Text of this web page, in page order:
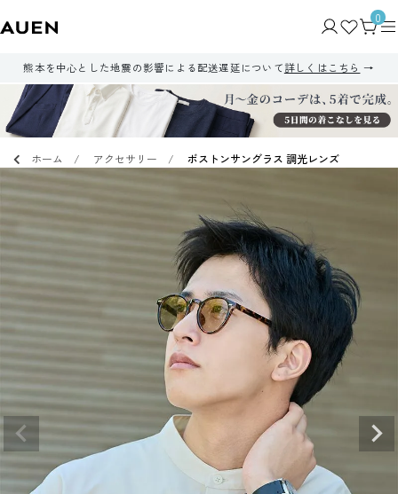
0
熊本を中心とした地震の影響による配送遅延について詳しくはこちら
ホーム アクセサリー ボストンサングラス 調光レンズ